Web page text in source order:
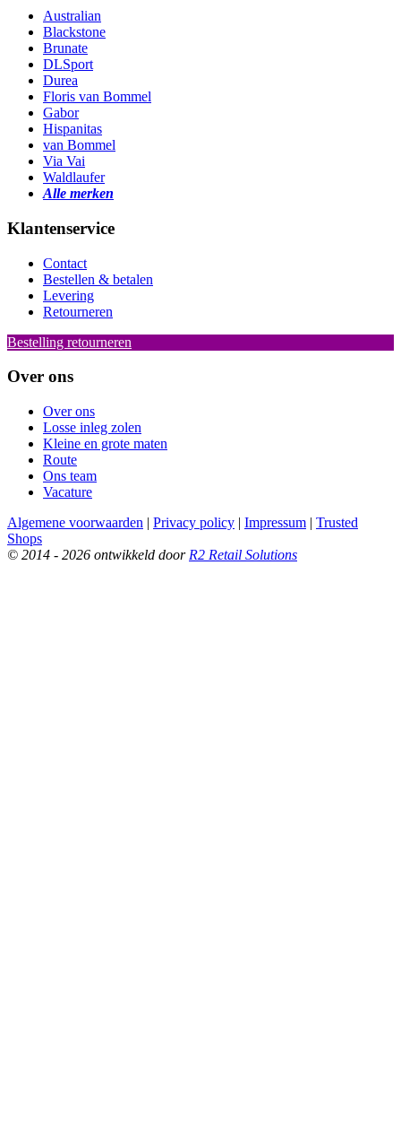
Australian
Blackstone
Brunate
DLSport
Durea
Floris van Bommel
Gabor
Hispanitas
van Bommel
Via Vai
Waldlaufer
Alle merken
Klantenservice
Contact
Bestellen & betalen
Levering
Retourneren
Bestelling retourneren
Over ons
Over ons
Losse inleg zolen
Kleine en grote maten
Route
Ons team
Vacature
Algemene voorwaarden | Privacy policy | Impressum | Trusted
Shops
© 2014 - 2026 ontwikkeld door R2 Retail Solutions